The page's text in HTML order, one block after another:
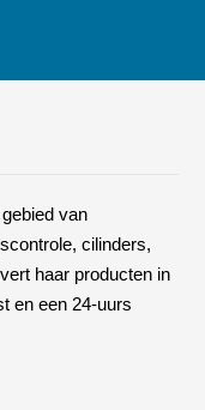
van
cilinders,
haar producten in
en een 24-uurs